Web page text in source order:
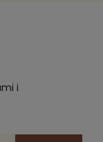
i